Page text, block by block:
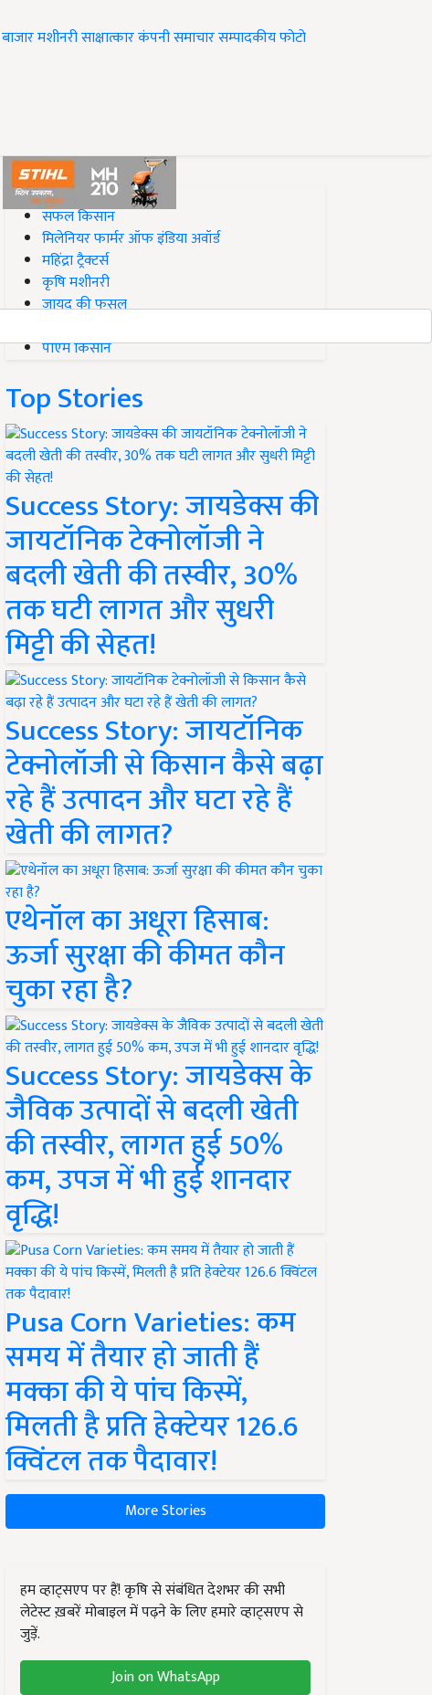
बाजारमशीनरीसाक्षात्कारकंपनी समाचारसम्पादकीयफोटो
#Top on Krishi Jagran
सफल किसान
मिलेनियर फार्मर ऑफ इंडिया अवॉर्ड
महिंद्रा ट्रैक्टर्स
कृषि मशीनरी
जायद की फसल
पीएम किसान
Top Stories
Success Story: जायडेक्स की
जायटॉनिक टेक्नोलॉजी ने
बदली खेती की तस्वीर, 30%
तक घटी लागत और सुधरी
मिट्टी की सेहत!
Success Story: जायटॉनिक
टेक्नोलॉजी से किसान कैसे बढ़ा
रहे हैं उत्पादन और घटा रहे हैं
खेती की लागत?
एथेनॉल का अधूरा हिसाब:
ऊर्जा सुरक्षा की कीमत कौन
चुका रहा है?
Success Story: जायडेक्स के
जैविक उत्पादों से बदली खेती
की तस्वीर, लागत हुई 50%
कम, उपज में भी हुई शानदार
वृद्धि!
Pusa Corn Varieties: कम
समय में तैयार हो जाती हैं
मक्का की ये पांच किस्में,
मिलती है प्रति हेक्टेयर 126.6
क्विंटल तक पैदावार!
More Stories
हम व्हाट्सएप पर हैं! कृषि से संबंधित देशभर की सभी
लेटेस्ट ख़बरें मोबाइल में पढ़ने के लिए हमारे व्हाट्सएप से
जुड़ें.
Join on WhatsApp